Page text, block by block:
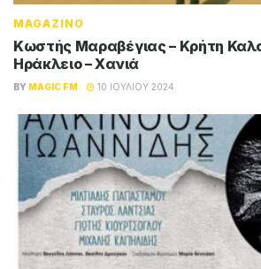
MAGAZINO
Κωστής Μαραβέγιας – Κρήτη
Ηράκλειο – Χανιά
BY MAGIC FM 10 ΙΟΥΛΊΟΥ 2024